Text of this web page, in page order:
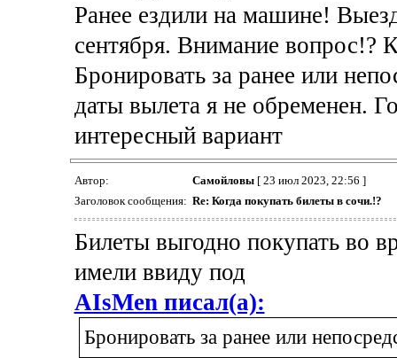
Ранее ездили на машине!
сентября. Внимание вопрос!?
Бронировать за ранее или
даты вылета я не обременен.
интересный вариант
Автор: Самойловы[ 23 июл 2023, 22:56 ]
Заголовок сообщения: Re: Когда покупать билеты в сочи.!?
Билеты выгодно покупать во
имели ввиду под
AIsMen писал(а):
Бронировать за ранее или